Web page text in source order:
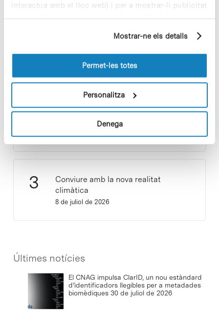
interactua amb el lloc web) i per a mostrar-li publicitat
personalitzada sobre la base d'un perfil elaborat a
pàgines visitades). Per a obtenir més informació sobre
les cookies pot consultar laPolítica de cookiesdel
Mostrar-ne els detalls
Permet-les totes
Personalitza
Denega
Vacances responsables en temps
d’emergència climàtica
Cuidar el territori és sostenibilitat
Conviure amb la nova realitat
climàtica
8 de juliol de 2026
Últimes notícies
El CNAG impulsa ClarID, un nou estàndard
d’identificadors llegibles per a metadades
biomèdiques 30 de juliol de 2026